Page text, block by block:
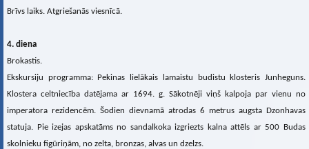
Brīvs laiks. Atgriešanās viesnīcā.
4. diena
Brokastis.
Ekskursiju programma: Pekinas lielākais lamaistu budistu klosteris Junheguns.
Klostera celtniecība datējama ar 1694. g. Sākotnēji viņš kalpoja par vienu no
imperatora rezidencēm. Šodien dievnamā atrodas 6 metrus augsta Dzonhavas
statuja. Pie izejas apskatāms no sandalkoka izgriezts kalna attēls ar 500 Budas
skolnieku figūriņām, no zelta, bronzas, alvas un dzelzs.